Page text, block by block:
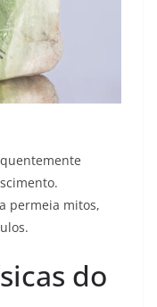
permeia mitos,
do